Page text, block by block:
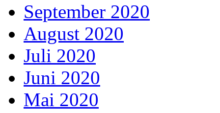
September 2020
August 2020
Juli 2020
Juni 2020
Mai 2020